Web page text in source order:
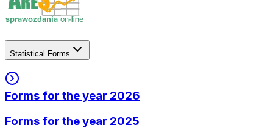
Statistical Forms
Forms for the year 2026
Forms for the year 2025